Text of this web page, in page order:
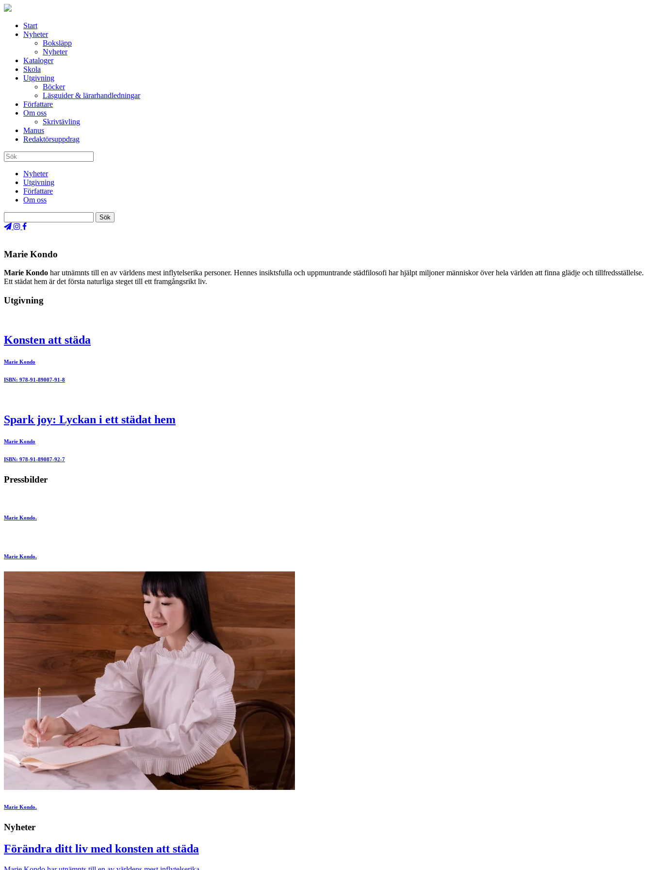
Start
Nyheter
Boksläpp
Nyheter
Kataloger
Skola
Utgivning
Böcker
Läsguider & lärarhandledningar
Författare
Om oss
Skrivtävling
Manus
Redaktörsuppdrag
Nyheter
Utgivning
Författare
Om oss
Marie Kondo
Marie Kondo har utnämnts till en av världens mest inflytelserika personer. Hennes insiktsfulla och uppmuntrande städfilosofi har hjälpt miljoner människor över hela världen att finna glädje och tillfredsställelse.
Ett städat hem är det första naturliga steget till ett framgångsrikt liv.
Utgivning
Konsten att städa
Marie Kondo
ISBN: 978-91-89007-91-8
Spark joy: Lyckan i ett städat hem
Marie Kondo
ISBN: 978-91-89087-92-7
Pressbilder
Marie Kondo.
Marie Kondo.
Marie Kondo.
Nyheter
Förändra ditt liv med konsten att städa